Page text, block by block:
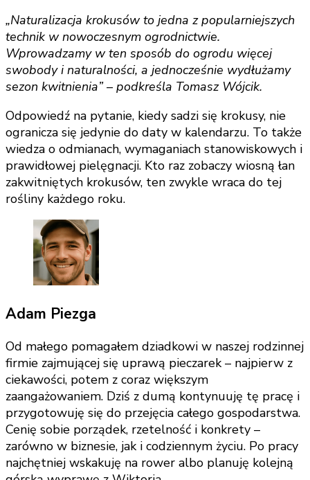
„Naturalizacja krokusów to jedna z popularniejszych
technik w nowoczesnym ogrodnictwie.
Wprowadzamy w ten sposób do ogrodu więcej
swobody i naturalności, a jednocześnie wydłużamy
sezon kwitnienia” – podkreśla Tomasz Wójcik.
Odpowiedź na pytanie, kiedy sadzi się krokusy, nie
ogranicza się jedynie do daty w kalendarzu. To także
wiedza o odmianach, wymaganiach stanowiskowych i
prawidłowej pielęgnacji. Kto raz zobaczy wiosną łan
zakwitniętych krokusów, ten zwykle wraca do tej
rośliny każdego roku.
Adam Piezga
Od małego pomagałem dziadkowi w naszej rodzinnej
firmie zajmującej się uprawą pieczarek – najpierw z
ciekawości, potem z coraz większym
zaangażowaniem. Dziś z dumą kontynuuję tę pracę i
przygotowuję się do przejęcia całego gospodarstwa.
Cenię sobie porządek, rzetelność i konkrety –
zarówno w biznesie, jak i codziennym życiu. Po pracy
najchętniej wskakuję na rower albo planuję kolejną